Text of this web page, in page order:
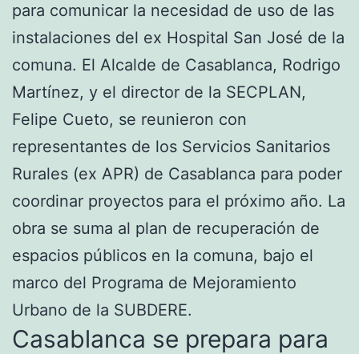
para comunicar la necesidad de uso de las
instalaciones del ex Hospital San José de la
comuna. El Alcalde de Casablanca, Rodrigo
Martínez, y el director de la SECPLAN,
Felipe Cueto, se reunieron con
representantes de los Servicios Sanitarios
Rurales (ex APR) de Casablanca para poder
coordinar proyectos para el próximo año. La
obra se suma al plan de recuperación de
espacios públicos en la comuna, bajo el
marco del Programa de Mejoramiento
Urbano de la SUBDERE.
Casablanca se prepara para